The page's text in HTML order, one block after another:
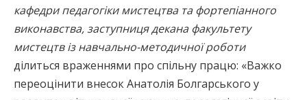
кафедри педагогіки мистецтва та фортепіанного
виконавства, заступниця декана факультету
мистецтв із навчально-методичної роботи
ділиться враженнями про спільну працю: «Важко
переоцінити внесок Анатолія Болгарського у